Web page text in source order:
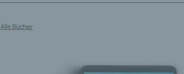
Alle Bücher